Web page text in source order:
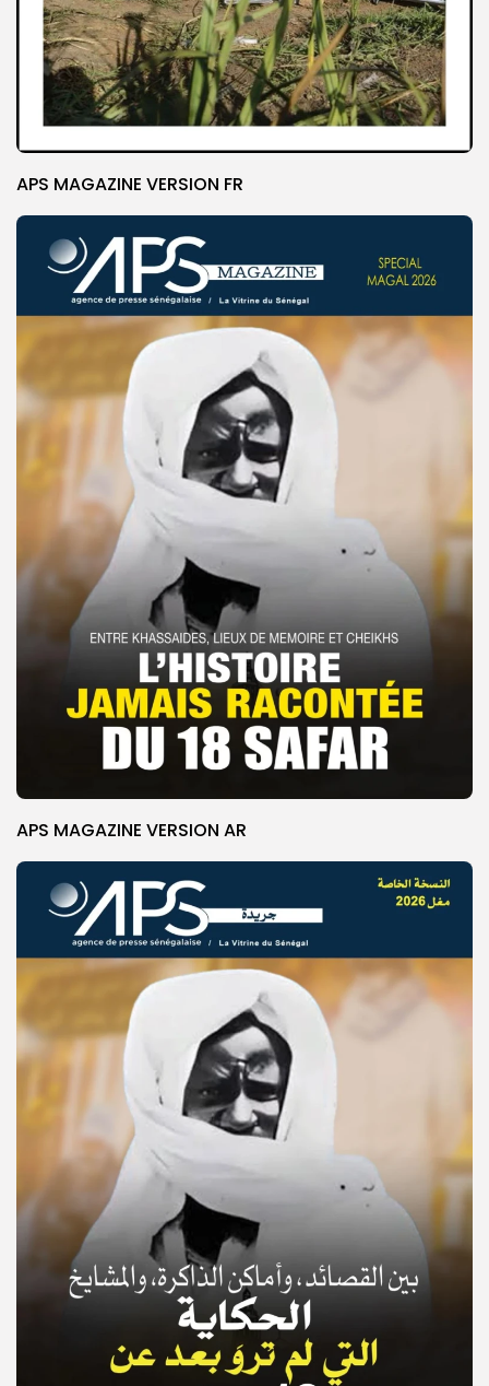
© Copyright 2025, APS
APS MAGAZINE VERSION FR
APS MAGAZINE VERSION AR